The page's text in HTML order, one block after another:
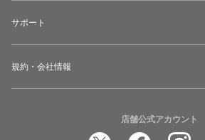
サポート
規約・会社情報
店舗公式アカウント